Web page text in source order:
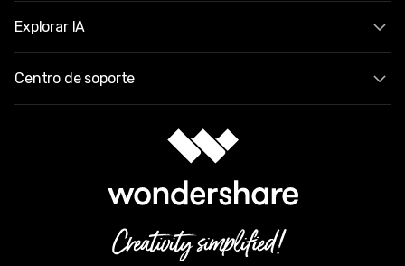
Explorar IA
Centro de soporte